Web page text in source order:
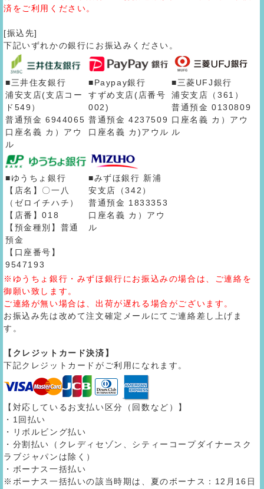
済をご利用ください。
[振込先]
下記いずれかの銀行にお振込みください。
■三井住友銀行
浦安支店(支店コー
ド549）
普通預金 6944065
口座名義 カ）アウ
ル
■Paypay銀行
すずめ支店(店番号
002)
普通預金 4237509
口座名義 カ)アウル
■三菱UFJ銀行
浦安支店（361）
普通預金 0130809
口座名義 カ）アウ
ル
■ゆうちょ銀行
【店名】〇一八
（ゼロイチハチ）
【店番】018
【預金種別】普通
預金
【口座番号】
9547193
■みずほ銀行 新浦
安支店（342）
普通預金 1833353
口座名義 カ）アウ
ル
※ゆうちょ銀行・みずほ銀行にお振込みの場合は、ご連絡を
御願い致します。
ご連絡が無い場合は、出荷が遅れる場合がございます。
お振込み先は改めて注文確定メールにてご連絡差し上げま
す。
【クレジットカード決済】
下記クレジットカードがご利用になれます。
【対応しているお支払い区分（回数など）】
・1回払い
・リボルビング払い
・分割払い（クレディセゾン、シティーコープダイナースク
ラブジャパンは除く）
・ボーナス一括払い
※ボーナス一括払いの該当時期は、夏のボーナス：12月16日